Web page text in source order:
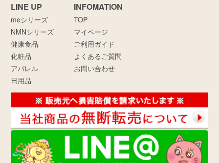
LINE UP
meシリーズ
NMNシリーズ
健康食品
化粧品
アパレル
日用品
INFOMATION
TOP
マイページ
ご利用ガイド
よくあるご質問
お問い合わせ